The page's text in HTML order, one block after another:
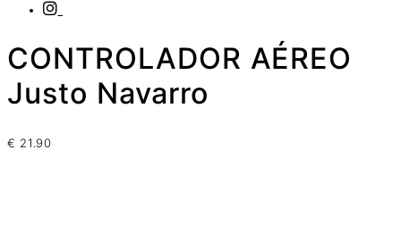
CONTROLADOR AÉREO
Justo Navarro
€ 21.90